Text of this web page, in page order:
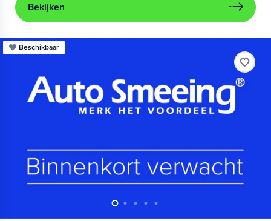
Bekijken
Beschikbaar